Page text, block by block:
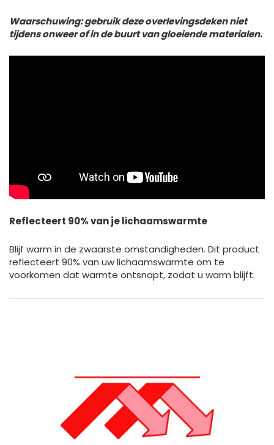
Waarschuwing: gebruik deze overlevingsdeken niet
tijdens onweer of in de buurt van gloeiende materialen.
Reflecteert 90% van je lichaamswarmte
Blijf warm in de zwaarste omstandigheden. Dit product
reflecteert 90% van uw lichaamswarmte om te
voorkomen dat warmte ontsnapt, zodat u warm blijft.